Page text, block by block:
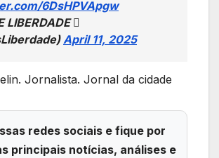
6DsHPVApgw
LIBERDADE 
April 11, 2025
Jornalista. Jornal da cidade
redes sociais e fique por
principais notícias, análises e